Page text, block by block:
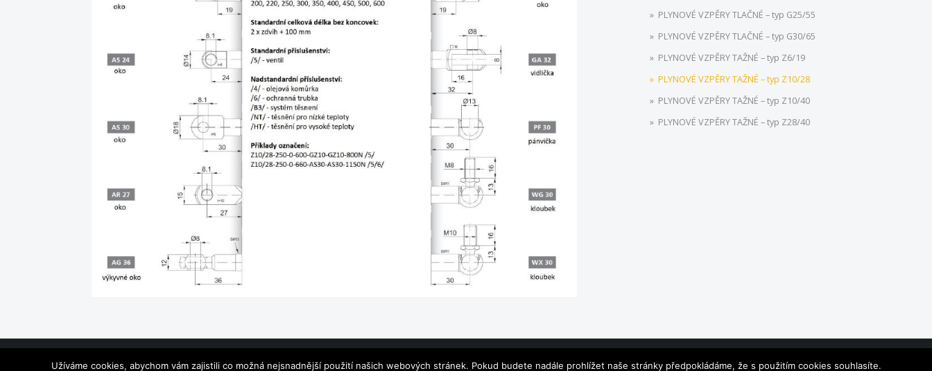
PLYNOVÉ VZPĚRY TLAČNÉ – typ G25/55
PLYNOVÉ VZPĚRY TLAČNÉ – typ G30/65
PLYNOVÉ VZPĚRY TAŽNÉ – typ Z6/19
PLYNOVÉ VZPĚRY TAŽNÉ – typ Z10/28
PLYNOVÉ VZPĚRY TAŽNÉ – typ Z10/40
PLYNOVÉ VZPĚRY TAŽNÉ – typ Z28/40
Užíváme cookies, abychom vám zajistili co možná nejsnadnější použití našich webových stránek. Pokud budete nadále prohlížet naše stránky předpokládáme, že s použitím cookies souhlasíte.